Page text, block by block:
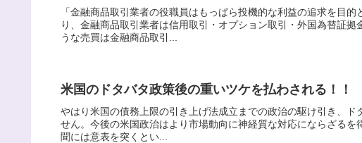
「金融商品取引業者の役職員はもっぱら投機的な利益の追求を目
り、金融商品取引業者は信用取引・オプション取引・外国為替証
うな売買は金融商品取引...
米国のドタバタ政策後の重いツケを払わされる！！
やはり米国の債務上限の引き上げ法成立までの政治の駆け引き、
せん。今後の米国政治はより市場動向に神経質な対応にならざる
聞には意表を突くとい...